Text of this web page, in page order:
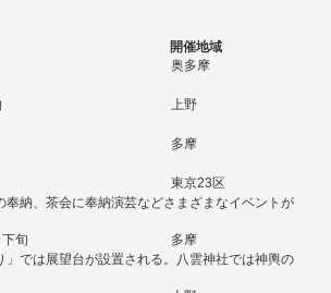
開催地域
奥多摩
上野
多摩
東京23区
納、茶会に奉納演芸などさまざまなイベントが
旬
多摩
」では展望台が設置される。八雲神社では神輿の